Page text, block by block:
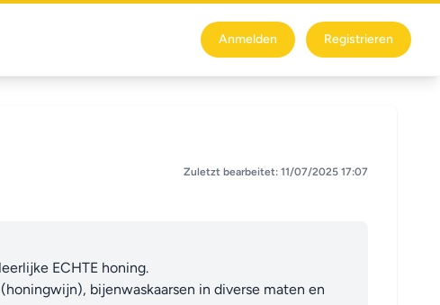
Anmelden Registrieren
Zuletzt bearbeitet: 11/07/2025 17:07
ECHTE honing.
bijenwaskaarsen in diverse maten en